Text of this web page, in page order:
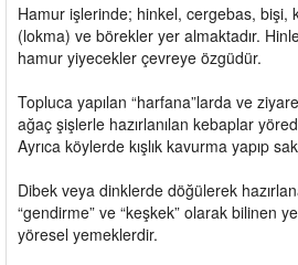
Hamur işlerinde; hinkel, cergebas, bişi,
(lokma) ve börekler yer almaktadır.
hamur yiyecekler çevreye özgüdür.
Topluca yapılan “harfana”larda ve
ağaç şişlerle hazırlanılan kebaplar
Ayrıca köylerde kışlık kavurma yapıp
Dibek veya dinklerde döğülerek
“gendirme” ve “keşkek” olarak bilinen
yöresel yemeklerdir.